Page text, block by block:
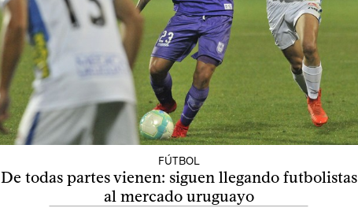
FÚTBOL
De todas partes vienen: siguen llegando futbolistas
al mercado uruguayo